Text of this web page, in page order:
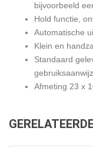
bijvoorbeeld
Hold functie,
Automatische
Klein en
Standaard
Afmeting 23 x